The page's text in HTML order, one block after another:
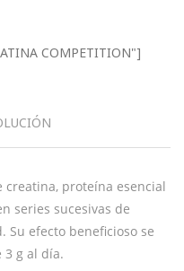
COMPETITION"]
proteína esencial
series sucesivas de
Su efecto beneficioso se
g al día.